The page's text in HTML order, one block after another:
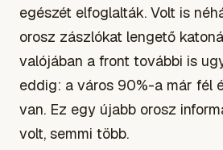
egészét elfoglalták. Volt is
orosz zászlókat lengető
valójában a front további is
eddig: a város 90%-a már fél
van. Ez egy újabb orosz
volt, semmi több.